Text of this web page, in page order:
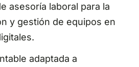
asesoría laboral para la
y gestión de equipos en
adaptada a